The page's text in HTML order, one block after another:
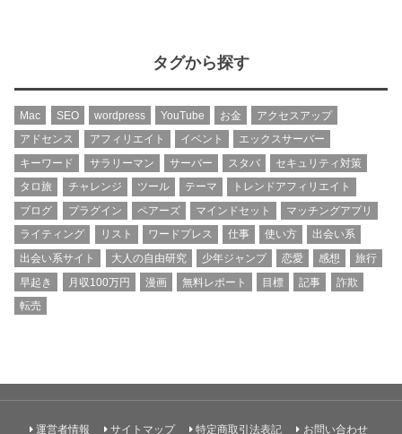
タグから探す
Mac SEO wordpress YouTube お金
アクセスアップ
アドセンス
アフィリエイト イベント
エックスサーバー
キーワード
サラリーマン サーバー スタバ
セキュリティ対策
タロ旅
チャレンジ ツール テーマ
トレンドアフィリエイト
ブログ
プラグイン ペアーズ マインドセット
マッチングアプリ
ライティング
リスト ワードプレス 仕事 使い方
出会い系
出会い系サイト
大人の自由研究 少年ジャンプ 恋愛 感想
旅行
早起き
月収100万円 漫画 無料レポート 目標 記事
詐欺
転売
運営者情報 サイトマップ 特定商取引法表記 お問い合わせ